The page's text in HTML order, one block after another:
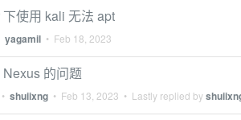
使用 kali 无法 apt
yagamil • Feb 18, 2023
的问题
• shuiixng • Feb 13, 2023 • Lastly replied by